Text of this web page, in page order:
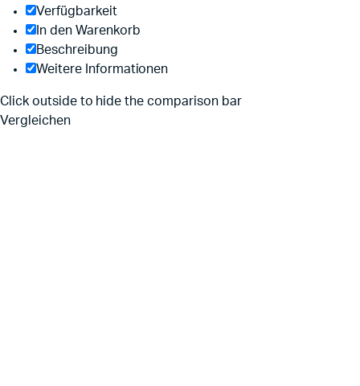
Verfügbarkeit
In den Warenkorb
Beschreibung
Weitere Informationen
Click outside to hide the comparison bar
Vergleichen